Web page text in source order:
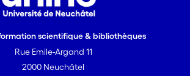
scientifique & bibliothèques
Rue Emile-Argand 11
2000 Neuchâtel